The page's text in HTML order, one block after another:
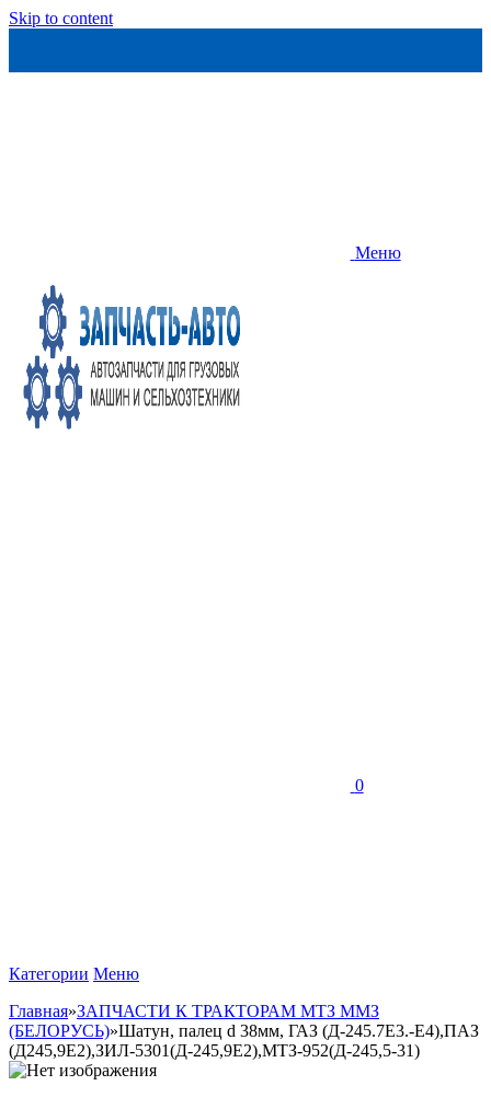
Skip to content
Меню
0
Категории Меню
Главная»ЗАПЧАСТИ К ТРАКТОРАМ МТЗ ММЗ
(БЕЛОРУСЬ)»Шатун, палец d 38мм, ГАЗ (Д-245.7Е3.-Е4),ПАЗ
(Д245,9Е2),ЗИЛ-5301(Д-245,9Е2),МТЗ-952(Д-245,5-31)